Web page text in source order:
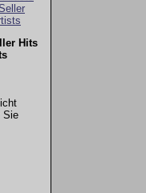
Hits
Sie